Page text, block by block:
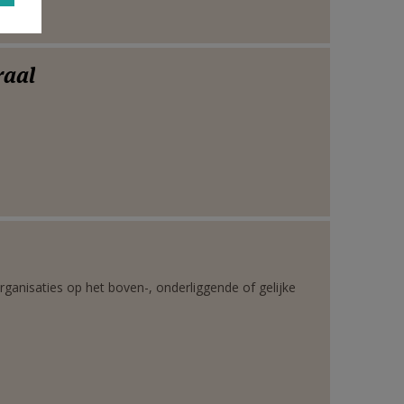
op het boven-, onderliggende of gelijke